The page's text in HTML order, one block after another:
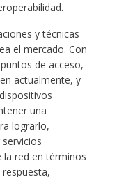
y técnicas
el mercado. Con
de acceso,
actualmente, y
una
lograrlo,
la red en términos